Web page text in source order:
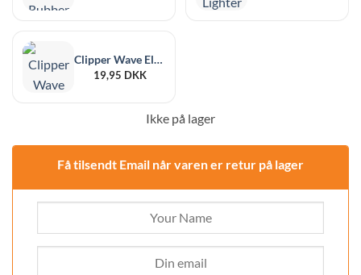
Clipper Wave Electronic Utility Lighter
19,95 DKK
Ikke på lager
Få tilsendt Email når varen er retur på lager